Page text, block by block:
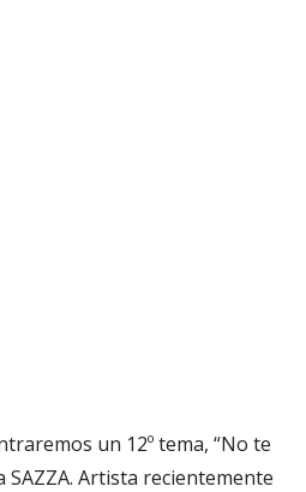
un 12º tema, “No te
SAZZA. Artista recientemente